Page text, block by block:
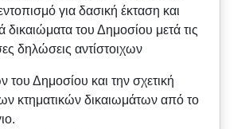
για δασική έκταση και
δικαιώματα του Δημοσίου μετά τις
δηλώσεις αντίστοιχων
του Δημοσίου και την σχετική
κτηματικών δικαιωμάτων από το